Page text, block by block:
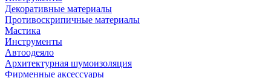
Декоративные материалы
Противоскрипичные материалы
Мастика
Инструменты
Автоодеяло
Архитектурная шумоизоляция
Фирменные аксессуары